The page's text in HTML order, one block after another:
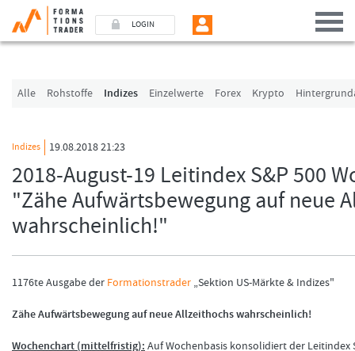
LOGIN
Alle Rohstoffe Indizes Einzelwerte Forex Krypto
Indizes 19.08.2018 21:23
2018-August-19 Leitindex S&P 500
"Zähe Aufwärtsbewegung auf neue
wahrscheinlich!"
1176te Ausgabe der Formationstrader „Sektion US-Märkte & Indizes"
Zähe Aufwärtsbewegung auf neue Allzeithochs wahrscheinlich!
Wochenchart (mittelfristig): Auf Wochenbasis konsolidiert der Leitindex
Benutzer (E-Mail-Adresse in Kleinschrift)
Angemeldet bleiben
Passwort vergessen
Ich bin neu, und jetzt?
Das Formationstrader Programm bietet unterschiedliche User-Pakete. Bitte
werden“, und finden Sie auf unserem Online-Shop das passende Angebot.